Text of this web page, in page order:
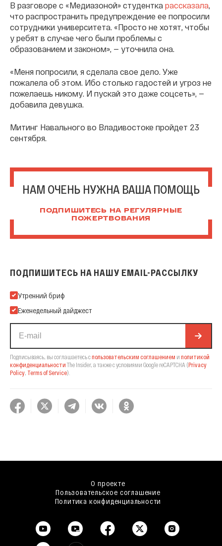
В разговоре с «Медиазоной» студентка рассказала,
что распространить предупреждение ее попросили
сотрудники университета. «Просто не хотят, чтобы
у ребят в случае чего были проблемы с
образованием и законом», — уточнила она.
«Меня попросили, я сделала свое дело. Уже
пожалела об этом. Ибо столько гадостей и угроз не
пожелаешь никому. И пускай это даже соцсеть», —
добавила девушка.
Митинг Навального во Владивостоке пройдет 23
сентября.
НАМ ОЧЕНЬ НУЖНА ВАША ПОМОЩЬ
ПОДПИШИТЕСЬ НА РЕГУЛЯРНЫЕ
ПОЖЕРТВОВАНИЯ
ПОДПИШИТЕСЬ НА НАШУ EMAIL-РАССЫЛКУ
Подпишитесь на нашу Email-рассылку
Утренний бриф
Еженедельный дайджест
Подписываясь, вы соглашаетесь спользовательским соглашением и политикой
конфиденциальности The Insider, а также с условиями Google reCAPTCHA (Privacy
Policy, Terms of Service).
О проекте
Пользовательское соглашение
Политика конфиденциальности